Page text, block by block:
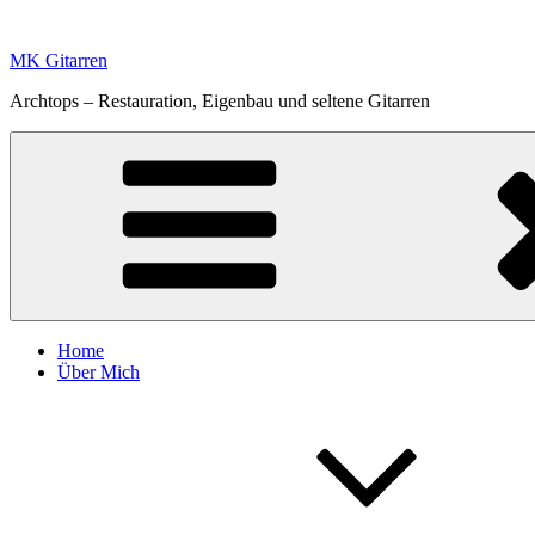
springen
MK Gitarren
Archtops – Restauration, Eigenbau und seltene Gitarren
Home
Über Mich